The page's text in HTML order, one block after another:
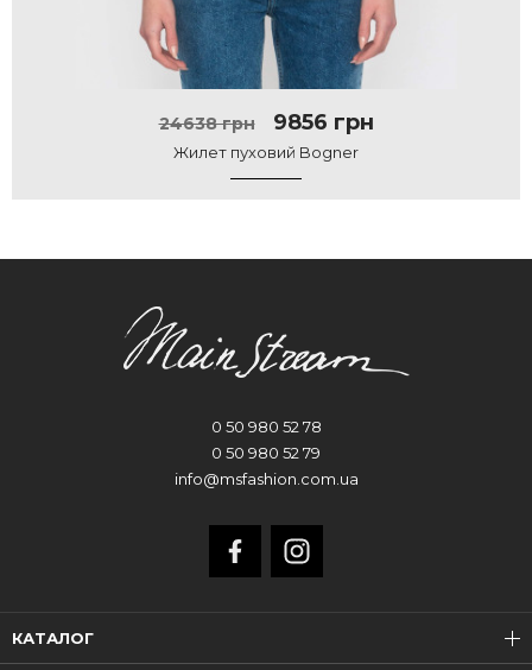
24638 грн 9856 грн
Жилет пуховий Bogner
КАТАЛОГ
0 50 980 52 78
0 50 980 52 79
info@msfashion.com.ua